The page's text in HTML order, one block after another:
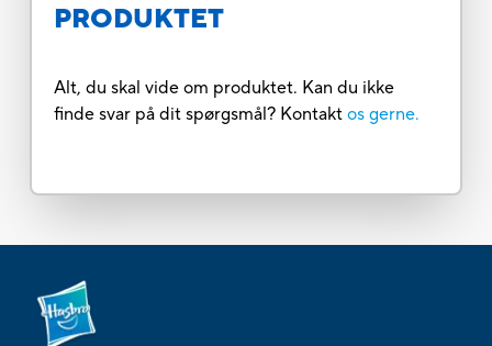
PRODUKTET
Alt, du skal vide om produktet. Kan du ikke
finde svar på dit spørgsmål? Kontakt os gerne.